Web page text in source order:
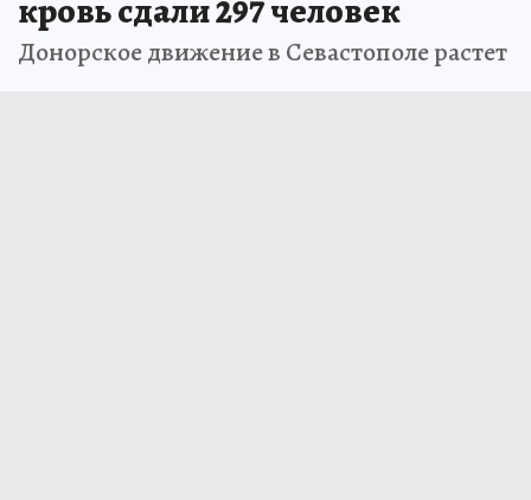
кровь сдали 297 человек
Донорское движение в Севастополе растет